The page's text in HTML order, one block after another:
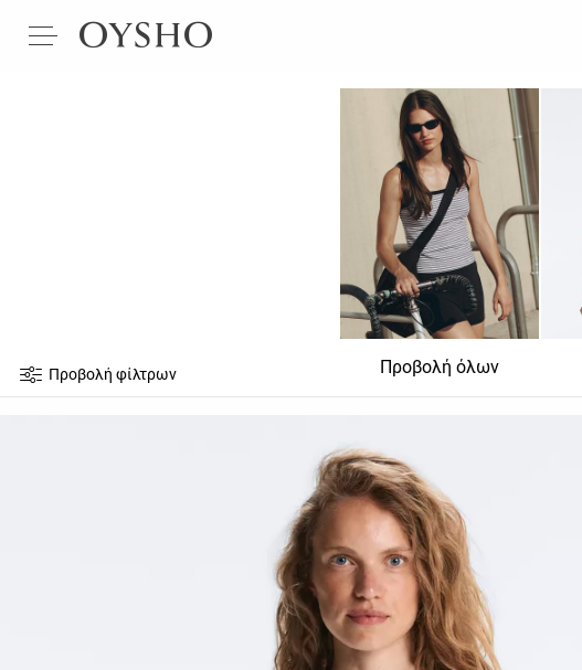
Προβολή φίλτρων Προβολή όλων